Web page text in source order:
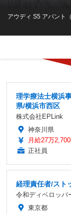
アウディ S5 アバント
理学療法士横浜
県/横浜市西区
株式会社EPLink
神奈川県
月給27万
正社員
経理責任者/スト
令和ディベロッパ
東京都